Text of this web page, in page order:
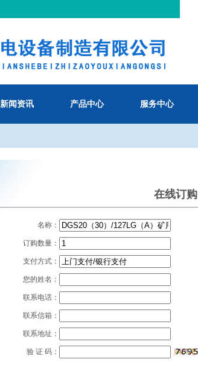
新闻资讯 产品中心 服务中心
在线订购
名称：
订购数量：
支付方式：
您的姓名：
联系电话：
联系信箱：
联系地址：
验 证 码：